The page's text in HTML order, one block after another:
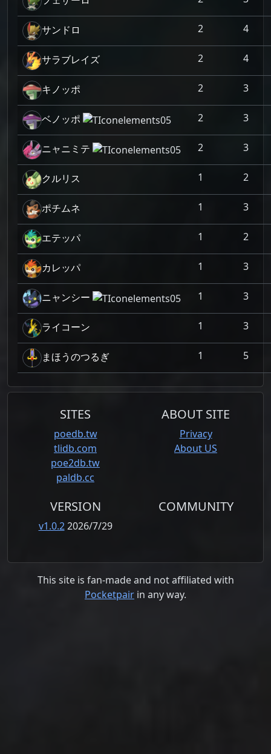
サンドロ 2 4
サラブレイズ 2 4
キノッポ 2 3
ベノッポ 2 3
ニャニミテ 2 3
クルリス 1 2
ポチムネ 1 3
エテッパ 1 2
カレッパ 1 3
ニャンシー 1 3
ライコーン 1 3
まほうのつるぎ 1 5
SITES
poedb.tw
tlidb.com
poe2db.tw
paldb.cc
ABOUT SITE
Privacy
About US
VERSION
v1.0.22026/7/29
COMMUNITY
This site is fan-made and not affiliated with
Pocketpair in any way.